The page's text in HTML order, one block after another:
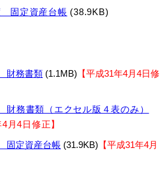
固定資産台帳 (38.9KB)
財務書類 (1.1MB) 【平成31年4月4日修
財務書類（エクセル版４表のみ）
月4日修正】
固定資産台帳 (31.9KB) 【平成31年4月